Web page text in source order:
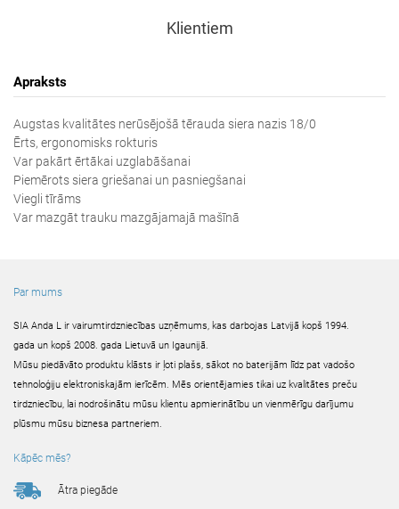
Klientiem
Apraksts
Augstas kvalitātes nerūsējošā tērauda siera nazis 18/0
Ērts, ergonomisks rokturis
Var pakārt ērtākai uzglabāšanai
Piemērots siera griešanai un pasniegšanai
Viegli tīrāms
Var mazgāt trauku mazgājamajā mašīnā
Par mums
SIA Anda L ir vairumtirdzniecības uzņēmums, kas darbojas Latvijā kopš 1994.
gada un kopš 2008. gada Lietuvā un Igaunijā.
Mūsu piedāvāto produktu klāsts ir ļoti plašs, sākot no baterijām līdz pat vadošo
tehnoloģiju elektroniskajām ierīcēm. Mēs orientējamies tikai uz kvalitātes preču
tirdzniecību, lai nodrošinātu mūsu klientu apmierinātību un vienmērīgu darījumu
plūsmu mūsu biznesa partneriem.
Kāpēc mēs?
Ātra piegāde